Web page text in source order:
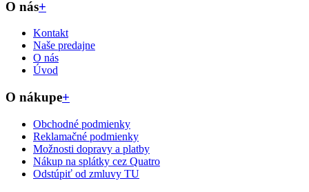
O nás+
Kontakt
Naše predajne
O nás
Úvod
O nákupe+
Obchodné podmienky
Reklamačné podmienky
Možnosti dopravy a platby
Nákup na splátky cez Quatro
Odstúpiť od zmluvy TU